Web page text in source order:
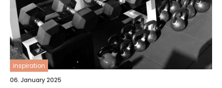
inspiration
06. January 2025